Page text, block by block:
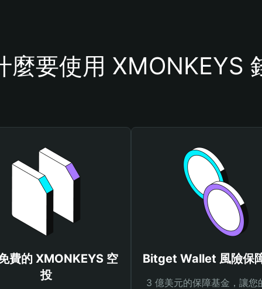
麼要使用 XMONKEYS
費的 XMONKEYS 空
投
Bitget Wallet 風險保
3 億美元的保障基金，讓您